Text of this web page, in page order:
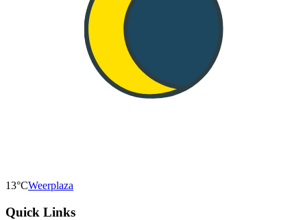
13°CWeerplaza
Quick Links